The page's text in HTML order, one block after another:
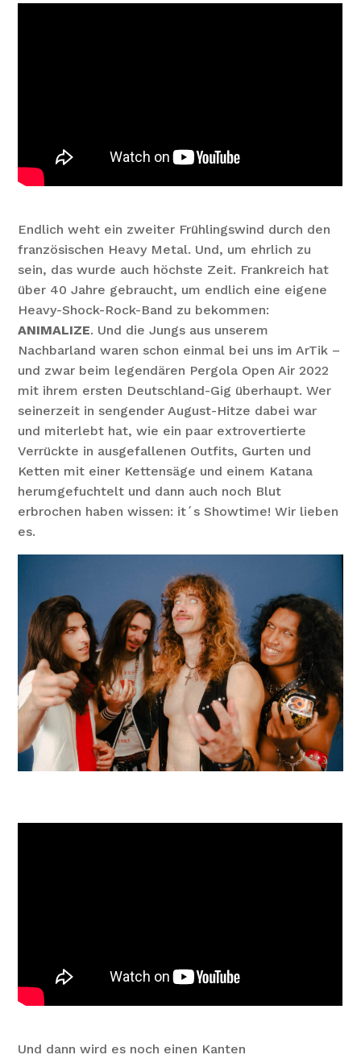
Endlich weht ein zweiter Frühlingswind durch den
französischen Heavy Metal. Und, um ehrlich zu
sein, das wurde auch höchste Zeit. Frankreich hat
über 40 Jahre gebraucht, um endlich eine eigene
Heavy-Shock-Rock-Band zu bekommen:
ANIMALIZE. Und die Jungs aus unserem
Nachbarland waren schon einmal bei uns im ArTik –
und zwar beim legendären Pergola Open Air 2022
mit ihrem ersten Deutschland-Gig überhaupt. Wer
seinerzeit in sengender August-Hitze dabei war
und miterlebt hat, wie ein paar extrovertierte
Verrückte in ausgefallenen Outfits, Gurten und
Ketten mit einer Kettensäge und einem Katana
herumgefuchtelt und dann auch noch Blut
erbrochen haben wissen: it´s Showtime! Wir lieben
es.
Und dann wird es noch einen Kanten